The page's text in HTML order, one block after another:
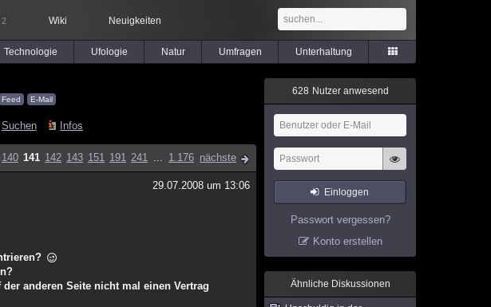
2 Wiki Neuigkeiten
Technologie Ufologie Natur Umfragen Unterhaltung
Feed E-Mail
Suchen Infos
140 141 142 143 151 191 241 ... 1.176 nächste
29.07.2008 um 13:06
anderen Seite nicht mal einen Vertrag
628 Nutzer anwesend
Einloggen
Passwort vergessen?
Konto erstellen
Ähnliche Diskussionen